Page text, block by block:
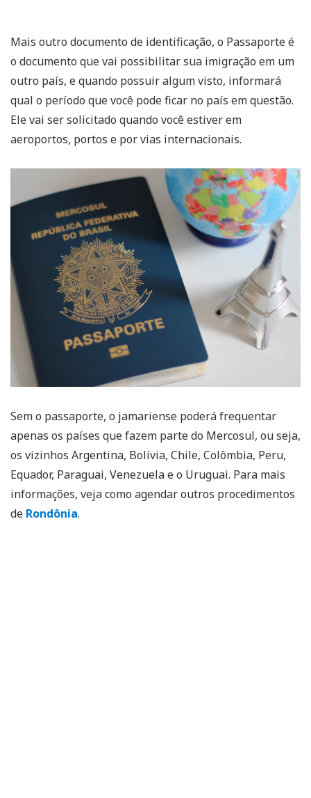
Mais outro documento de identificação, o Passaporte é
o documento que vai possibilitar sua imigração em um
outro país, e quando possuir algum visto, informará
qual o período que você pode ficar no país em questão.
Ele vai ser solicitado quando você estiver em
aeroportos, portos e por vias internacionais.
Sem o passaporte, o jamariense poderá frequentar
apenas os países que fazem parte do Mercosul, ou seja,
os vizinhos Argentina, Bolívia, Chile, Colômbia, Peru,
Equador, Paraguai, Venezuela e o Uruguai. Para mais
informações, veja como agendar outros procedimentos
de Rondônia.